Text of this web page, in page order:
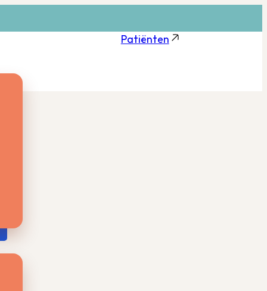
Patiënten